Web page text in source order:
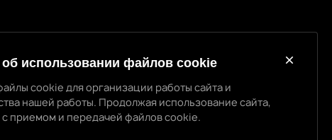
использовании cookie
использовании файлов cookie
cookie для организации работы сайта и
нашей работы. Продолжая использование сайта,
с приемом и передачей файлов cookie.